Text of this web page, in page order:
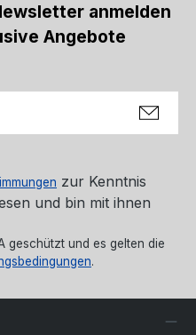
anmelden
Angebote
zur Kenntnis
und bin mit ihnen
geschützt und es gelten die
.